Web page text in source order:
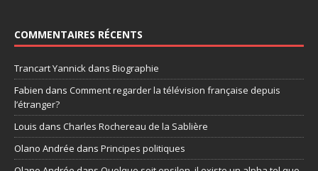
COMMENTAIRES RÉCENTS
Trancart Yannick dans Biographie
Fabien dans Comment regarder la télévision française depuis
l’étranger?
Louis dans Charles Rochereau de la Sablière
Olano Andrée dans Principes politiques